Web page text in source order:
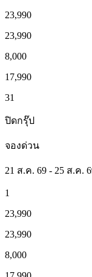
23,990
23,990
8,000
17,990
31
ปิดกรุ๊ป
จองด่วน
21 ส.ค. 69 - 25 ส.ค.
1
23,990
23,990
8,000